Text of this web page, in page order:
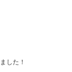
ン
した！